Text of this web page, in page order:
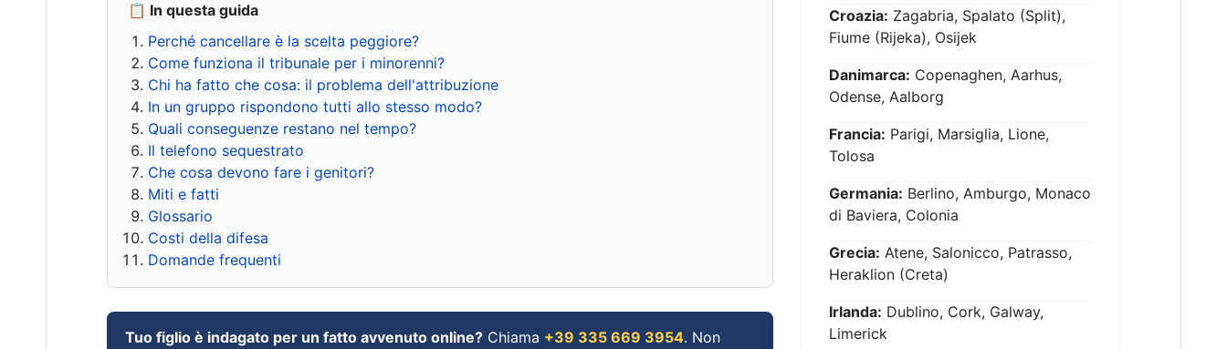
📋 In questa guida
Perché cancellare è la scelta peggiore?
Come funziona il tribunale per i minorenni?
Chi ha fatto che cosa: il problema dell'attribuzione
In un gruppo rispondono tutti allo stesso modo?
Quali conseguenze restano nel tempo?
Il telefono sequestrato
Che cosa devono fare i genitori?
Miti e fatti
Glossario
Costi della difesa
Domande frequenti
Tuo figlio è indagato per un fatto avvenuto online? Chiama +39 335 669 3954. Non
Croazia: Zagabria, Spalato (Split),
Fiume (Rijeka), Osijek
Danimarca: Copenaghen, Aarhus,
Odense, Aalborg
Francia: Parigi, Marsiglia, Lione,
Tolosa
Germania: Berlino, Amburgo, Monaco
di Baviera, Colonia
Grecia: Atene, Salonicco, Patrasso,
Heraklion (Creta)
Irlanda: Dublino, Cork, Galway,
Limerick